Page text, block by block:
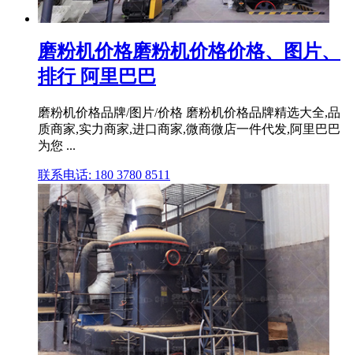
磨粉机价格磨粉机价格价格、图片、
排行 阿里巴巴
磨粉机价格品牌/图片/价格 磨粉机价格品牌精选大全,品
质商家,实力商家,进口商家,微商微店一件代发,阿里巴巴
为您 ...
联系电话: 180 3780 8511